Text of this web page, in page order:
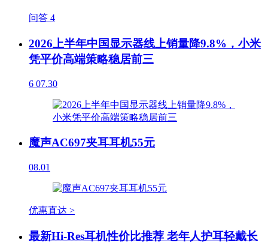
问答 4
2026上半年中国显示器线上销量降9.8%，小米
凭平价高端策略稳居前三
6 07.30
魔声AC697夹耳耳机55元
08.01
优惠直达 >
最新Hi-Res耳机性价比推荐 老年人护耳轻戴长